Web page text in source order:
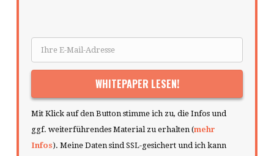
Mit Klick auf den Button stimme ich zu, die Infos und
ggf. weiterführendes Material zu erhalten (mehr
Infos). Meine Daten sind SSL-gesichert und ich kann